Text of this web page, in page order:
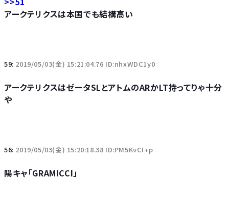
アークテリクスは本国でも結構高い
59: 2019/05/03(金) 15:21:04.76 ID:nhxWDC1y0
アークテリクスはゼータSLとアトムのARかLT持ってりゃ十分
や
56: 2019/05/03(金) 15:20:18.38 ID:PM5KvCI+p
陽キャ「GRAMICCI」